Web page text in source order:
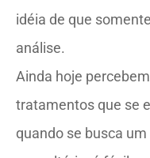
idéia de que
análise.
Ainda hoje
tratamentos que se
quando se busca